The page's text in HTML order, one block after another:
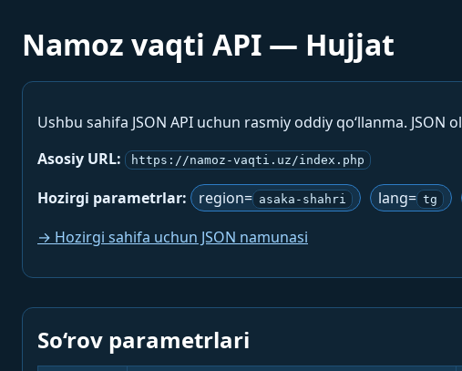
Namoz vaqti API — Hujjat
Ushbu sahifa JSON API uchun rasmiy oddiy qo‘llanma. JSON
Asosiy URL:
https://namoz-vaqti.uz/index.php
Hozirgi parametrlar: region= asaka-shahri lang= tg
→ Hozirgi sahifa uchun JSON namunasi
So‘rov parametrlari